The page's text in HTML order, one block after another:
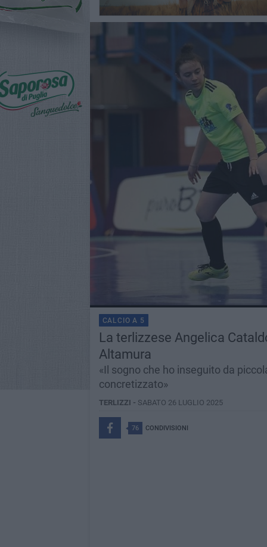
CALCIO A 5
La terlizzese Angelica
Altamura
«Il sogno che ho inseguito da
concretizzato»
TERLIZZI - SABATO 26 LUGLIO 2025
76 CONDIVISIONI